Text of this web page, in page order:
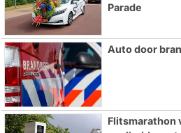
Parade
Auto door
Flitsmarathon